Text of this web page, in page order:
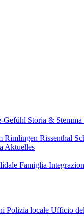
Gefühl Storia & Stemma
Rimlingen Rissenthal
Aktuelles
Famiglia
Polizia locale Ufficio